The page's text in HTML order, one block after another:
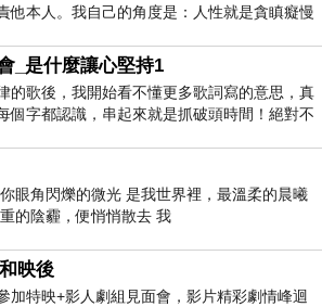
他本人。我自己的角度是：人性就是貪瞋癡慢
_是什麼讓心堅持1
的歌後，我開始看不懂更多歌詞寫的意思，真
個字都認識，串起來就是抓破頭時間！絕對不
眼角閃爍的微光 是我世界裡，最溫柔的晨曦
的陰霾，便悄悄散去 我
映後
加特映+影人劇組見面會，影片精彩劇情峰迴